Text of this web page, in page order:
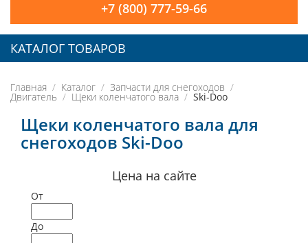
+7 (800) 777-59-66
КАТАЛОГ ТОВАРОВ
Главная Каталог Запчасти для снегоходов
Двигатель Щеки коленчатого вала Ski-Doo
Щеки коленчатого вала для
снегоходов Ski-Doo
Цена на сайте
От
До